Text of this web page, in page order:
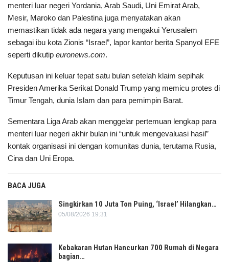
menteri luar negeri Yordania, Arab Saudi, Uni Emirat Arab,
Mesir, Maroko dan Palestina juga menyatakan akan
memastikan tidak ada negara yang mengakui Yerusalem
sebagai ibu kota Zionis “Israel”, lapor kantor berita Spanyol EFE
seperti dikutip euronews.com.
Keputusan ini keluar tepat satu bulan setelah klaim sepihak
Presiden Amerika Serikat Donald Trump yang memicu protes di
Timur Tengah, dunia Islam dan para pemimpin Barat.
Sementara Liga Arab akan menggelar pertemuan lengkap para
menteri luar negeri akhir bulan ini “untuk mengevaluasi hasil”
kontak organisasi ini dengan komunitas dunia, terutama Rusia,
Cina dan Uni Eropa.
BACA JUGA
Singkirkan 10 Juta Ton Puing, ‘Israel’ Hilangkan…
05/08/2026 19:31
Kebakaran Hutan Hancurkan 700 Rumah di Negara
bagian…